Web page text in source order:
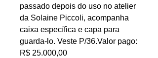
passado depois do uso no atelier
da Solaine Piccoli, acompanha
caixa específica e capa para
guarda-lo. Veste P/36.Valor pago:
R$ 25.000,00